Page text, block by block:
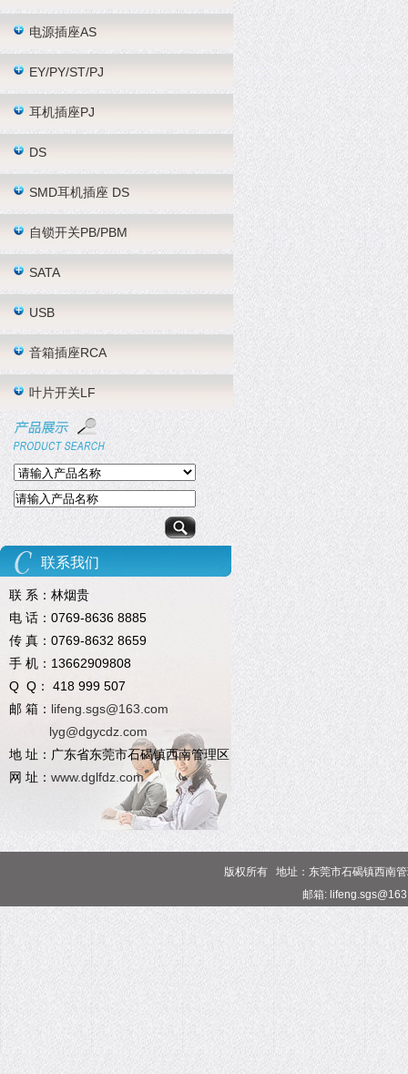
电源插座AS
EY/PY/ST/PJ
耳机插座PJ
DS
SMD耳机插座 DS
自锁开关PB/PBM
SATA
USB
音箱插座RCA
叶片开关LF
联系我们
联 系：林烟贵
电 话：0769-8636 8885
传 真：0769-8632 8659
手 机：13662909808
Q Q： 418 999 507
邮 箱： lifeng.sgs@163.com
lyg@dgycdz.com
地 址：广东省东莞市石碣镇西南管理区
网 址： www.dglfdz.com
版权所有 地址：东莞市石碣镇西南
邮箱: